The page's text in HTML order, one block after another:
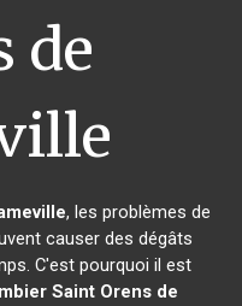
de
, les problèmes de
causer des dégâts
C'est pourquoi il est
Saint Orens de